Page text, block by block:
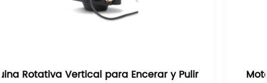
Motor de CA para Secador de Pelo